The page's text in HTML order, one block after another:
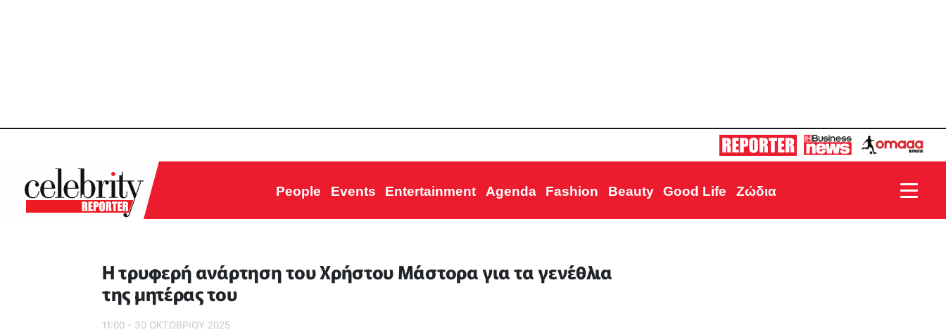
People Events Entertainment Agenda Fashion Beauty Good Life Ζώδια
Η τρυφερή ανάρτηση του Χρήστου Μάστορα για τα γενέθλια
της μητέρας του
11:00 - 30 ΟΚΤΩΒΡΙΟΥ 2025